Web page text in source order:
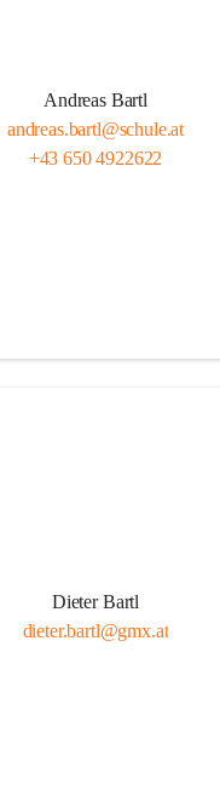
Andreas Bartl
andreas.bartl@schule.at
+43 650 4922622
Dieter Bartl
dieter.bartl@gmx.at